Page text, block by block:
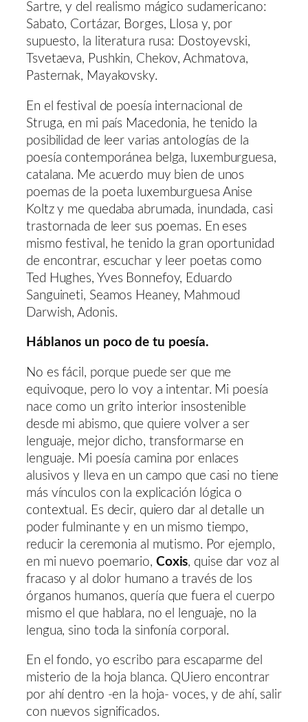
Sartre, y del realismo mágico sudamericano:
Sabato, Cortázar, Borges, Llosa y, por
supuesto, la literatura rusa: Dostoyevski,
Tsvetaeva, Pushkin, Chekov, Achmatova,
Pasternak, Mayakovsky.
En el festival de poesía internacional de
Struga, en mi país Macedonia, he tenido la
posibilidad de leer varias antologías de la
poesía contemporánea belga, luxemburguesa,
catalana. Me acuerdo muy bien de unos
poemas de la poeta luxemburguesa Anise
Koltz y me quedaba abrumada, inundada, casi
trastornada de leer sus poemas. En eses
mismo festival, he tenido la gran oportunidad
de encontrar, escuchar y leer poetas como
Ted Hughes, Yves Bonnefoy, Eduardo
Sanguineti, Seamos Heaney, Mahmoud
Darwish, Adonis.
Háblanos un poco de tu poesía.
No es fácil, porque puede ser que me
equivoque, pero lo voy a intentar. Mi poesía
nace como un grito interior insostenible
desde mi abismo, que quiere volver a ser
lenguaje, mejor dicho, transformarse en
lenguaje. Mi poesía camina por enlaces
alusivos y lleva en un campo que casi no tiene
más vínculos con la explicación lógica o
contextual. Es decir, quiero dar al detalle un
poder fulminante y en un mismo tiempo,
reducir la ceremonia al mutismo. Por ejemplo,
en mi nuevo poemario, Coxis, quise dar voz al
fracaso y al dolor humano a través de los
órganos humanos, quería que fuera el cuerpo
mismo el que hablara, no el lenguaje, no la
lengua, sino toda la sinfonía corporal.
En el fondo, yo escribo para escaparme del
misterio de la hoja blanca. QUiero encontrar
por ahí dentro -en la hoja- voces, y de ahí, salir
con nuevos significados.